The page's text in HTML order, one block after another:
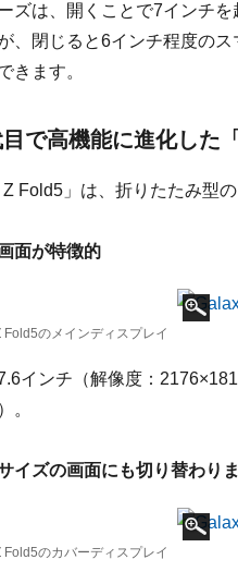
ズは、開くことで7インチ
、閉じると6インチ程度の
きます。
で高機能に進化した
Z Fold5」は、折りたたみ型
面が特徴的
Fold5のメインディスプレイ
インチ（解像度：
。
イズの画面にも切り替わり
Fold5のカバーディスプレイ